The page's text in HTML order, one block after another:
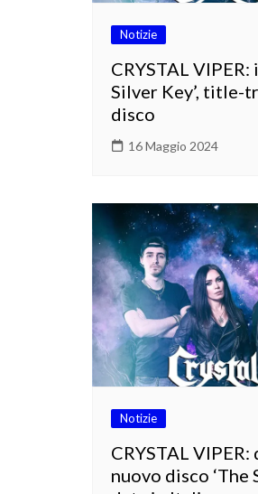
Notizie
CRYSTAL
Silver Key’, title-
disco
16 Maggio 2024
Notizie
CRYSTAL
nuovo disco ‘The